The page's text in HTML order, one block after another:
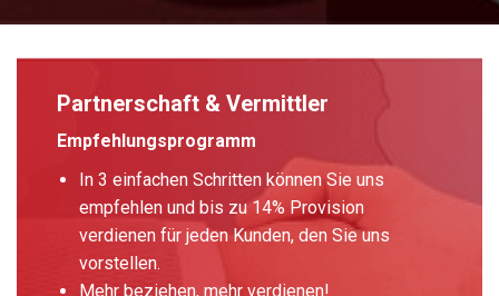
Partnerschaft & Vermittler
Empfehlungsprogramm
In 3 einfachen Schritten können Sie uns
empfehlen und bis zu 14% Provision
verdienen für jeden Kunden, den Sie uns
vorstellen.
Mehr beziehen, mehr verdienen!